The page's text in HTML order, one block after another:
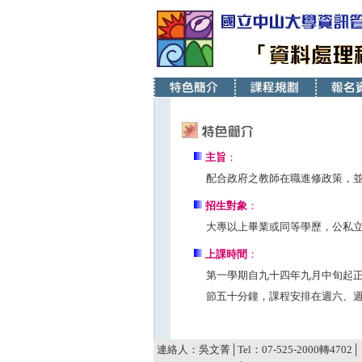
主旨 ：
配合政府之教師在職進修政策，
招生對象 ：
大專以上畢業或同等學歷，公私
上課時間 ：
第一學期自九十四年九月中旬起
節五十分鐘，課程安排在週六、
連絡人：吳文菁│Tel：07-525-2000轉